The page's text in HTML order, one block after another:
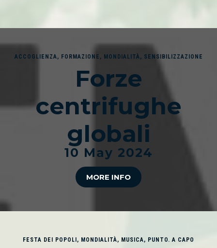
ACCOGLIENZA, FORMAZIONE , MONDIALITÀ, SENSIBILIZZAZIONE
Forze
centrifughe
globali
10 May 2024
MORE INFO
FESTA DEI POPOLI , MONDIALITÀ, MUSICA, PUNTO. A CAPO